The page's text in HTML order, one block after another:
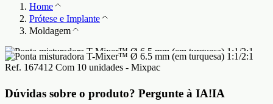
Home
Prótese e Implante
Moldagem
Dúvidas sobre o produto? Pergunte à IA!IA